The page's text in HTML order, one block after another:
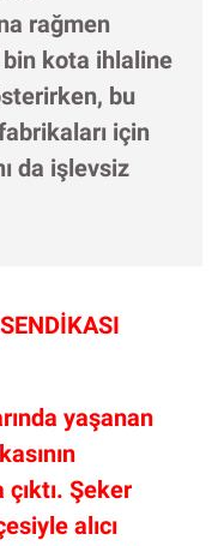
rağmen
kota ihlaline
bu
için
da işlevsiz
yaşanan
Şeker
alıcı